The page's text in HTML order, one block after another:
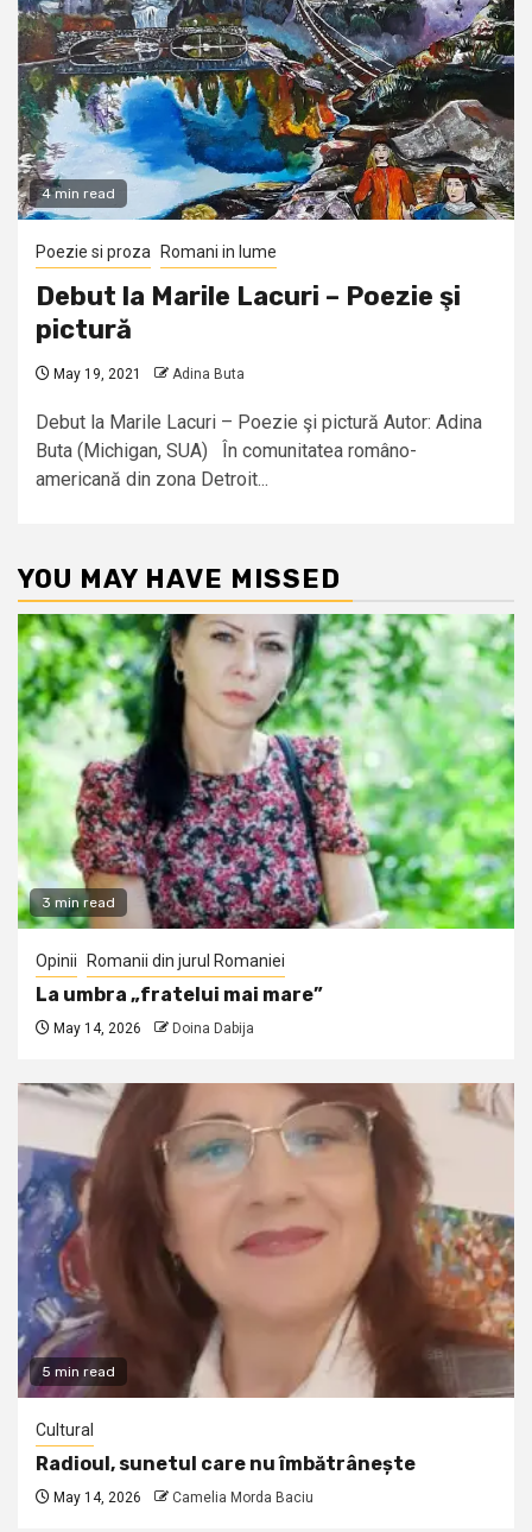
4 min read
Poezie si proza Romani in lume
Debut la Marile Lacuri – Poezie şi
pictură
May 19, 2021 Adina Buta
Debut la Marile Lacuri – Poezie şi pictură Autor: Adina
Buta (Michigan, SUA) În comunitatea româno-
americană din zona Detroit...
YOU MAY HAVE MISSED
3 min read
Opinii Romanii din jurul Romaniei
La umbra „fratelui mai mare”
May 14, 2026 Doina Dabija
5 min read
Cultural
Radioul, sunetul care nu îmbătrânește
May 14, 2026 Camelia Morda Baciu